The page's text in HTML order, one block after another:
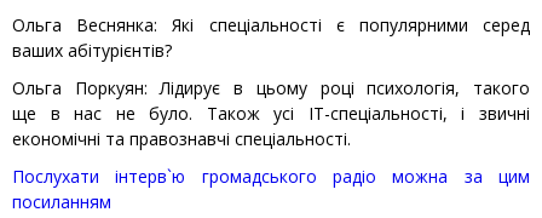
Ольга Веснянка: Які спеціальності є популярними серед
ваших абітурієнтів?
Ольга Поркуян: Лідирує в цьому році психологія, такого
ще в нас не було. Також усі ІТ-спеціальності, і звичні
економічні та правознавчі спеціальності.
Послухати інтерв`ю громадського радіо можна за цим
посиланням